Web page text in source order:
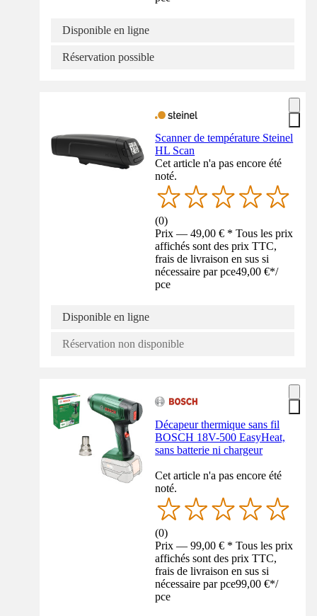
Disponible en ligne
Réservation possible
Scanner de température Steinel
HL Scan
Cet article n'a pas encore été
noté.
(0)
Prix — 49,00 € * Tous les prix
affichés sont des prix TTC,
frais de livraison en sus si
nécessaire par pce49,00 €*/
pce
Disponible en ligne
Réservation non disponible
Décapeur thermique sans fil
BOSCH 18V-500 EasyHeat,
sans batterie ni chargeur
Cet article n'a pas encore été
noté.
(0)
Prix — 99,00 € * Tous les prix
affichés sont des prix TTC,
frais de livraison en sus si
nécessaire par pce99,00 €*/
pce